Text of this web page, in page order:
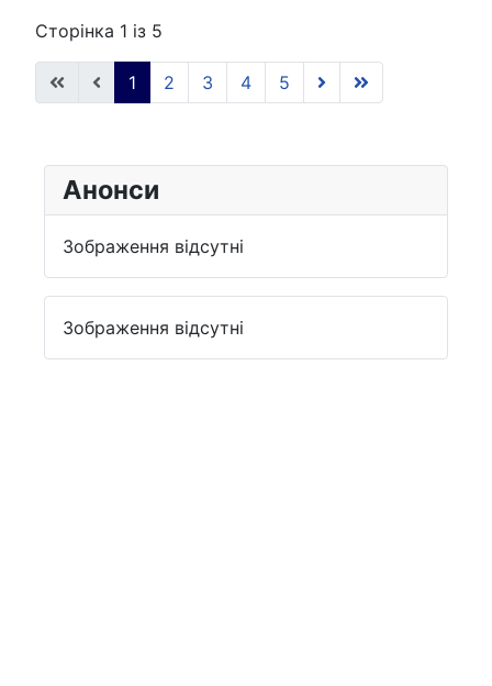
Сторінка 1 із 5
1 2 3 4 5
Анонси
Зображення відсутні
Зображення відсутні